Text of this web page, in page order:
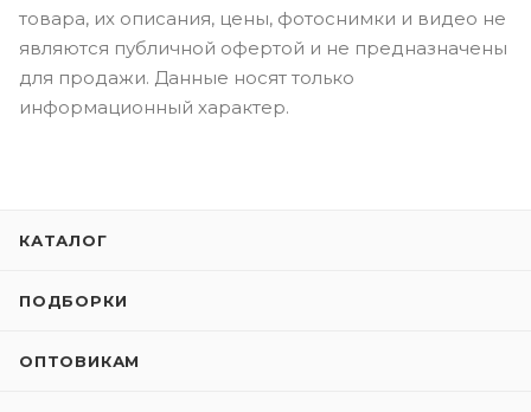
товара, их описания, цены, фотоснимки и видео не
являются публичной офертой и не предназначены
для продажи. Данные носят только
информационный характер.
КАТАЛОГ
ПОДБОРКИ
ОПТОВИКАМ